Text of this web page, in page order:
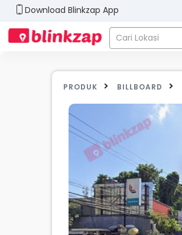
Download Blinkzap App
PRODUK BILLBOARD